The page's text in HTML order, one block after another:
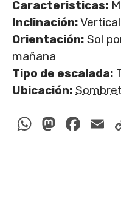
Caracteristicas:
Inclinación:Vertical
Orientación: Sol
mañana
Tipo de escalada:
Ubicación: